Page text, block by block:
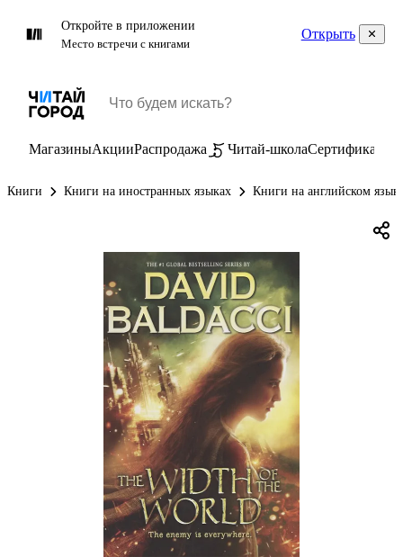
Откройте в приложении
Место встречи с книгами
Открыть
МагазиныАкцииРаспродажа Читай-школаСертификаты
Книги Книги на иностранных языках Книги на английском